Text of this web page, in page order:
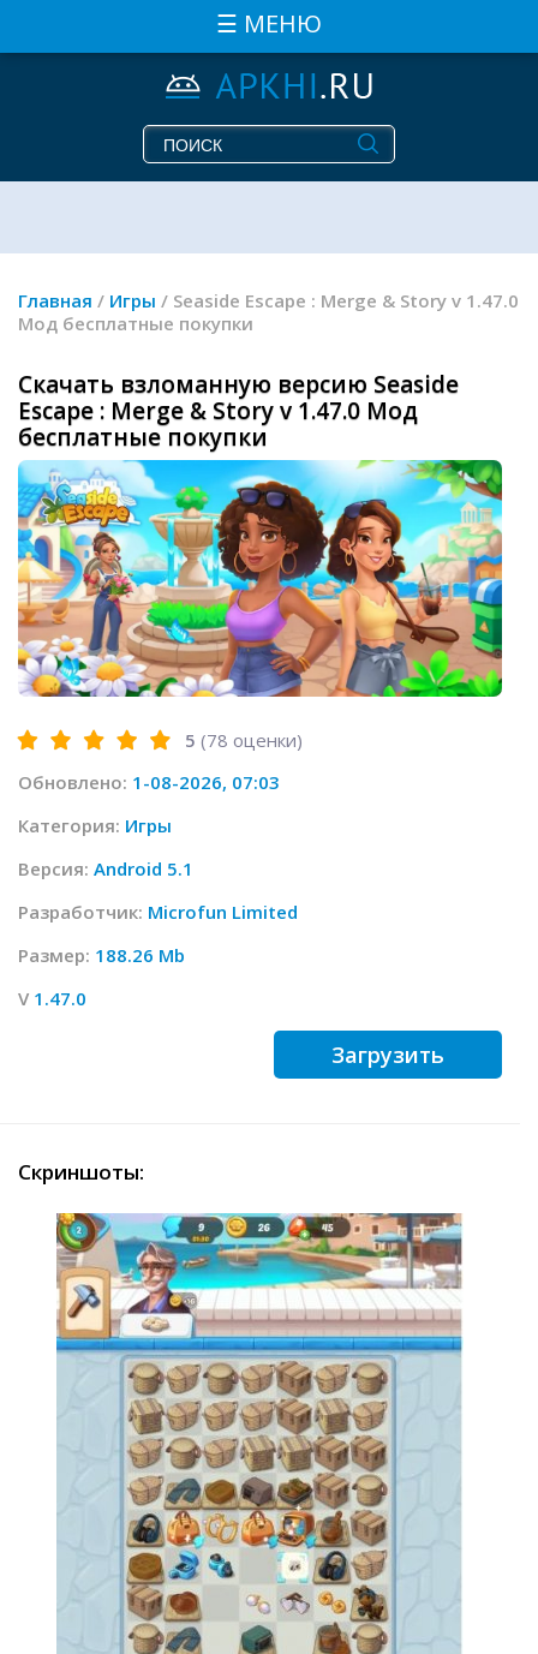
☰ МЕНЮ
Главная / Игры / Seaside Escape : Merge & Story v 1.47.0
Мод бесплатные покупки
Скачать взломанную версию Seaside
Escape : Merge & Story v 1.47.0 Мод
бесплатные покупки
5 (78 оценки)
Обновлено: 1-08-2026, 07:03
Категория: Игры
Версия: Android 5.1
Разработчик: Microfun Limited
Размер: 188.26 Mb
V 1.47.0
Загрузить
Скриншоты: